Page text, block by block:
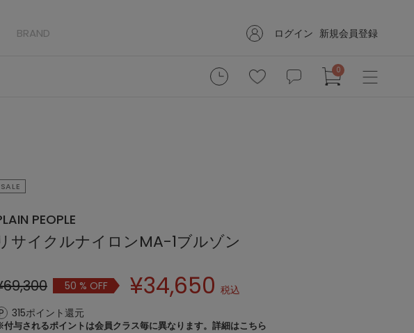
BRAND ログイン 新規会員登録
0
SALE
PEOPLE
サイクルナイロンMA-1ブルゾン
50 % OFF ¥34,650 税込
315ポイント還元
与されるポイントは会員クラス毎に異なります。 詳細はこちら